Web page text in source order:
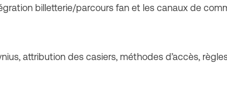
billetterie/parcours fan et les canaux de
attribution des casiers, méthodes d’accès,